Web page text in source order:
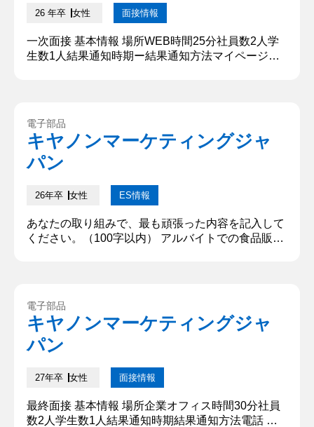
26 年卒 女性 面接情報
一次面接 基本情報 場所WEB時間25分社員数2人学
生数1人結果通知時期ー結果通知方法マイページ上
がりました。 ②サークルで頑張ったことを教えてく
ださい。 〇〇大会にサークル有志で参加し、練習と
準備に尽力しまし...
電子部品
キヤノンマーケティングジャ
パン
26年卒 女性 ES情報
あなたの取り組みで、最も頑張った内容を記入して
ください。（100字以内） アルバイトでの食品販売
した戦略で取り組めるよう、販売の方向性を明確に
することに注力しました。 あなた自身の目標を達成
するために取り組んだことを...
電子部品
キヤノンマーケティングジャ
パン
27年卒 女性 面接情報
最終面接 基本情報 場所企業オフィス時間30分社員
数2人学生数1人結果通知時期結果通知方法電話 質